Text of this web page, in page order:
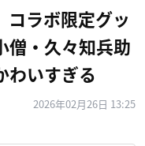
コラボ限定グッ
僧・久々知兵助
わいすぎる
2026年02月26日 13:25